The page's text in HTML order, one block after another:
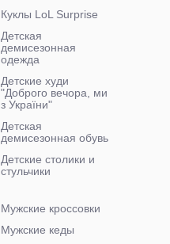
Куклы LoL Surprise
Детская
демисезонная
одежда
Детские худи
"Доброго вечора, ми
з України"
Детская
демисезонная обувь
Детские столики и
стульчики
Мужские кроссовки
Мужские кеды